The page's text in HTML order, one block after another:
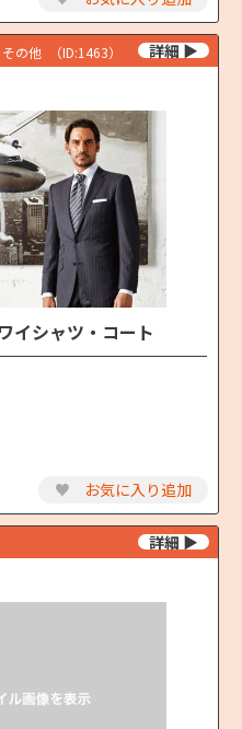
その他 （ID:1463）
イシャツ・コート
♥ お気に入り追加